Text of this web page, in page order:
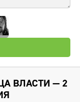
ВЛАСТИ — 2